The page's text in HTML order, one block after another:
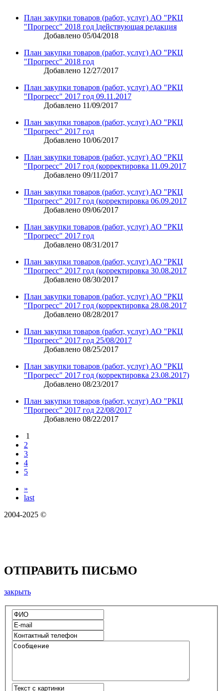
План закупки товаров (работ, услуг) АО "РКЦ
"Прогресс" 2018 год lдействующая редакция
Добавлено 05/04/2018
План закупки товаров (работ, услуг) АО "РКЦ
"Прогресс" 2018 год
Добавлено 12/27/2017
План закупки товаров (работ, услуг) АО "РКЦ
"Прогресс" 2017 год 09.11.2017
Добавлено 11/09/2017
План закупки товаров (работ, услуг) АО "РКЦ
"Прогресс" 2017 год
Добавлено 10/06/2017
План закупки товаров (работ, услуг) АО "РКЦ
"Прогресс" 2017 год (корректировка 11.09.2017
Добавлено 09/11/2017
План закупки товаров (работ, услуг) АО "РКЦ
"Прогресс" 2017 год (корректировка 06.09.2017
Добавлено 09/06/2017
План закупки товаров (работ, услуг) АО "РКЦ
"Прогресс" 2017 год
Добавлено 08/31/2017
План закупки товаров (работ, услуг) АО "РКЦ
"Прогресс" 2017 год (корректировка 30.08.2017
Добавлено 08/30/2017
План закупки товаров (работ, услуг) АО "РКЦ
"Прогресс" 2017 год (корректировка 28.08.2017
Добавлено 08/28/2017
План закупки товаров (работ, услуг) АО "РКЦ
"Прогресс" 2017 год 25/08/2017
Добавлено 08/25/2017
План закупки товаров (работ, услуг) АО "РКЦ
"Прогресс" 2017 год (корректировка 23.08.2017)
Добавлено 08/23/2017
План закупки товаров (работ, услуг) АО "РКЦ
"Прогресс" 2017 год 22/08/2017
Добавлено 08/22/2017
1
2
3
4
5
»
last
2004-2025 ©
ОТПРАВИТЬ ПИСЬМО
закрыть